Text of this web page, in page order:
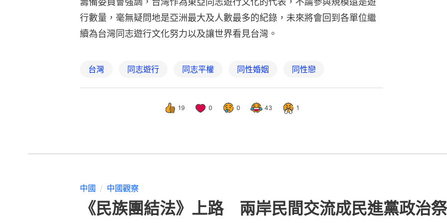
行數量，毫無疑問地是亞洲最大及人數最多的紀錄，未來將會回到各單位繼
續為台灣同志遊行文化努力以及讓世界看見台灣。
台灣 同志遊行 同志平權 同性婚姻 同性戀
19 0 0 43 1
中國 中國觀察
《民族團結法》上路 兩岸民間交流成民進黨政治